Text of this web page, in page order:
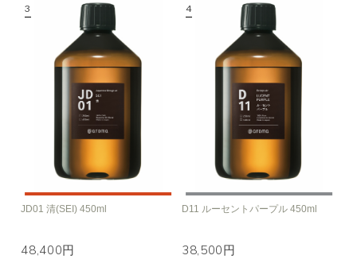
JD01 清(SEI) 450ml
48,400円
D11 ルーセントパープル 450ml
38,500円